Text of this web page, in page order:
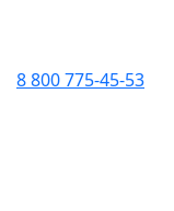
8 800 775-45-53